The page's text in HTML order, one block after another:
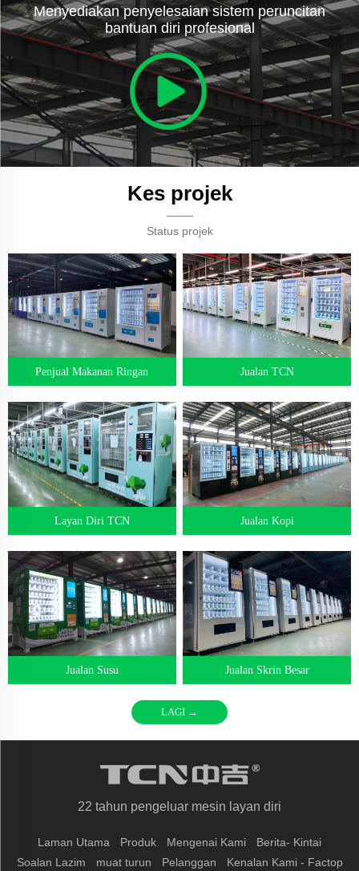
Menyediakan penyelesaian sistem peruncitan
bantuan diri profesional
Kes projek
Status projek
Penjual Makanan Ringan Jualan TCN
Layan Diri TCN Jualan Kopi
Jualan Susu Jualan Skrin Besar
LAGI →
22 tahun pengeluar mesin layan diri
Laman Utama Produk Mengenai Kami
Berita- Kintai
Soalan Lazim
muat turun Pelanggan Kenalan Kami - Factop